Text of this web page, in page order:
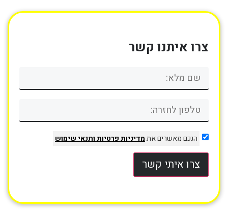
צרו איתנו קשר
הנכם מאשרים אתמדיניות פרטיותותנאי שימוש
צרו איתי קשר